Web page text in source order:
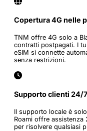
Copertura 4G nelle
TNM offre 4G solo a
contratti postpagati. I
eSIM si connette
senza restrizioni.
Supporto clienti 24/
Il supporto locale è
Roami offre assistenza
per risolvere qualsiasi